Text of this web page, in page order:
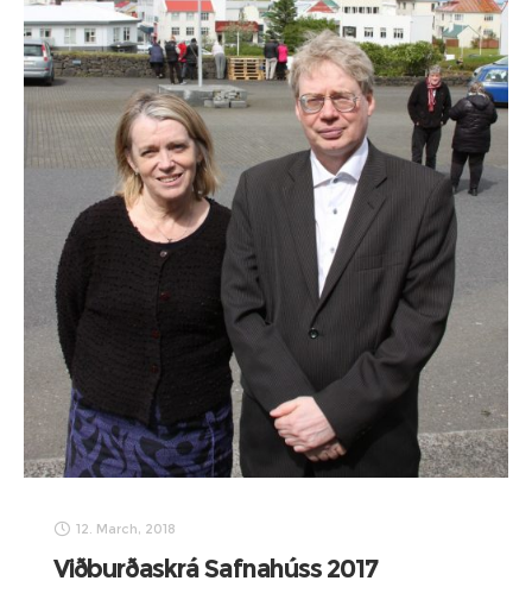
12. March, 2018
Viðburðaskrá Safnahúss 2017